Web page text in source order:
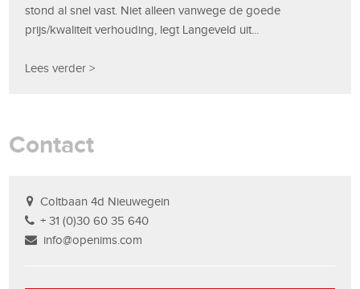
stond al snel vast. Niet alleen vanwege de goede
prijs/kwaliteit verhouding, legt Langeveld uit...
Lees verder >
Contact
Coltbaan 4d Nieuwegein
+ 31 (0)30 60 35 640
info@openims.com